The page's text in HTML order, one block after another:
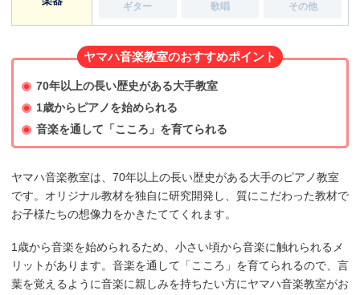
ギター 歌唱 その他
ヤマハ音楽教室のおすすめポイント
70年以上の長い歴史がある大手教室
1歳からピアノを始められる
音楽を通して「こころ」を育てられる
ヤマハ音楽教室は、70年以上の長い歴史がある大手のピアノ教室
です。オリジナル教材を独自に研究開発し、質にこだわった教材で
お子様たちの想像力をかきたててくれます。
1歳から音楽を始められるため、小さい頃から音楽に触れられるメ
リットがあります。音楽を通して「こころ」を育てられるので、言
葉を覚えるように音楽に親しみを持ちたい方にヤマハ音楽教室がお